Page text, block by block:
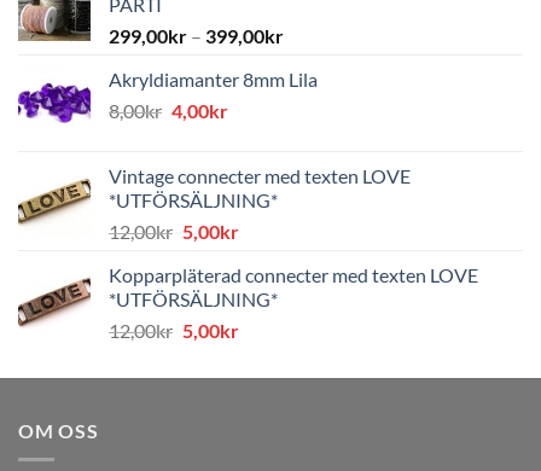
299,00kr – 399,00kr
Akryldiamanter 8mm Lila
8,00kr Det
var:
8,00kr.
4,00krDet
är:
4,00kr.
Vintage connecter med texten LOVE
*UTFÖRSÄLJNING*
12,00kr Det
priset
var:
12,00kr.
5,00krDet
priset
är:
5,00kr.
Kopparpläterad connecter med texten LOVE
*UTFÖRSÄLJNING*
12,00kr Det
priset
5,00krDet
priset
OM OSS